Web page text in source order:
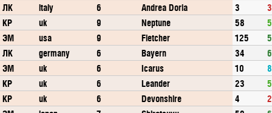
ЛК
italy 6 Andrea Doria 3
КР
uk 9 Neptune 58
ЭМ
usa 9 Fletcher 125
ЛК
germany 6 Bayern 34
ЭМ
uk 6 Icarus 10
КР
uk 6 Leander 23
КР
uk 6 Devonshire 4